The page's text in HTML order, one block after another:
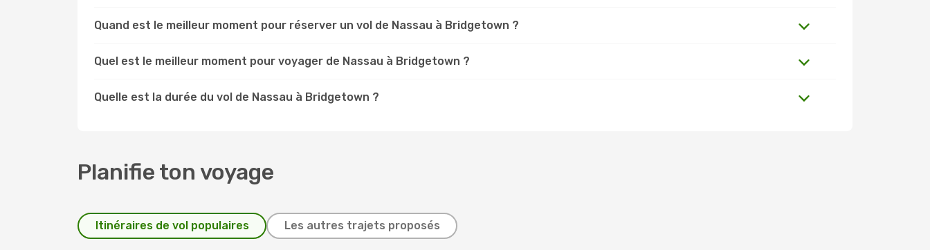
Quand est le meilleur moment pour réserver un vol de Nassau à Bridgetown ?
Quel est le meilleur moment pour voyager de Nassau à Bridgetown ?
Quelle est la durée du vol de Nassau à Bridgetown ?
Planifie ton voyage
Itinéraires de vol populaires Les autres trajets proposés